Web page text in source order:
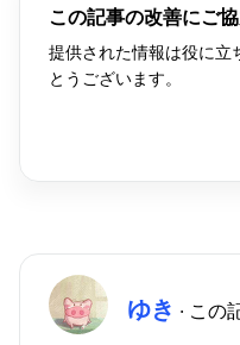
この記事の改善にご協
提供された情報は役に立
とうございます。
ゆき · この